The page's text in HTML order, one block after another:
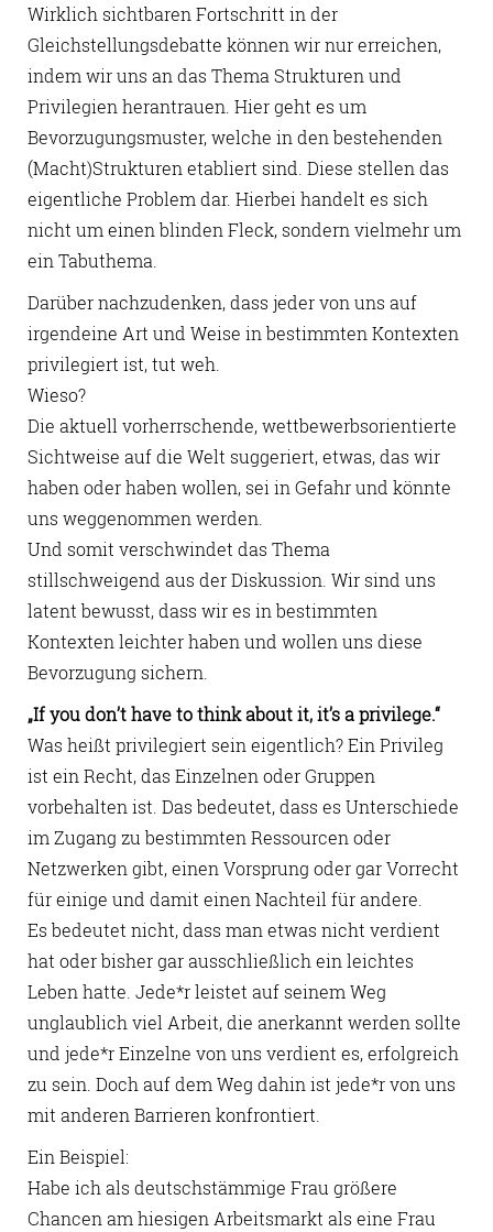
Wirklich sichtbaren Fortschritt in der
Gleichstellungsdebatte können wir nur erreichen,
indem wir uns an das Thema Strukturen und
Privilegien herantrauen. Hier geht es um
Bevorzugungsmuster, welche in den bestehenden
(Macht)Strukturen etabliert sind. Diese stellen das
eigentliche Problem dar. Hierbei handelt es sich
nicht um einen blinden Fleck, sondern vielmehr um
ein Tabuthema.
Darüber nachzudenken, dass jeder von uns auf
irgendeine Art und Weise in bestimmten Kontexten
privilegiert ist, tut weh.
Wieso?
Die aktuell vorherrschende, wettbewerbsorientierte
Sichtweise auf die Welt suggeriert, etwas, das wir
haben oder haben wollen, sei in Gefahr und könnte
uns weggenommen werden.
Und somit verschwindet das Thema
stillschweigend aus der Diskussion. Wir sind uns
latent bewusst, dass wir es in bestimmten
Kontexten leichter haben und wollen uns diese
Bevorzugung sichern.
„If you don’t have to think about it, it’s a privilege.“
Was heißt privilegiert sein eigentlich? Ein Privileg
ist ein Recht, das Einzelnen oder Gruppen
vorbehalten ist. Das bedeutet, dass es Unterschiede
im Zugang zu bestimmten Ressourcen oder
Netzwerken gibt, einen Vorsprung oder gar Vorrecht
für einige und damit einen Nachteil für andere.
Es bedeutet nicht, dass man etwas nicht verdient
hat oder bisher gar ausschließlich ein leichtes
Leben hatte. Jede*r leistet auf seinem Weg
unglaublich viel Arbeit, die anerkannt werden sollte
und jede*r Einzelne von uns verdient es, erfolgreich
zu sein. Doch auf dem Weg dahin ist jede*r von uns
mit anderen Barrieren konfrontiert.
Ein Beispiel:
Habe ich als deutschstämmige Frau größere
Chancen am hiesigen Arbeitsmarkt als eine Frau